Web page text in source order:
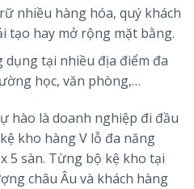
nhiều hàng hóa, quý khách
tạo hay mở rộng mặt bằng.
tại nhiều địa điểm đa
học, văn phòng,…
hào là doanh nghiệp đi đầu
kho hàng V lỗ đa năng
5 sàn. Từng bộ kệ kho tại
châu Âu và khách hàng